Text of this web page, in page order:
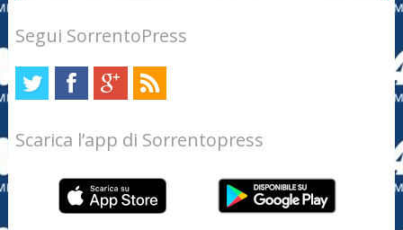
Segui SorrentoPress
Scarica l’app di Sorrentopress